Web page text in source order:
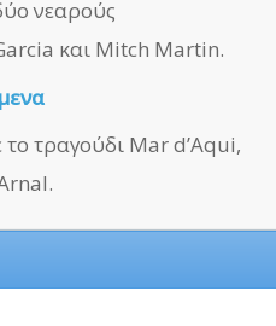
νεαρούς
και Mitch Martin.
το τραγούδι Mar d’Aqui,